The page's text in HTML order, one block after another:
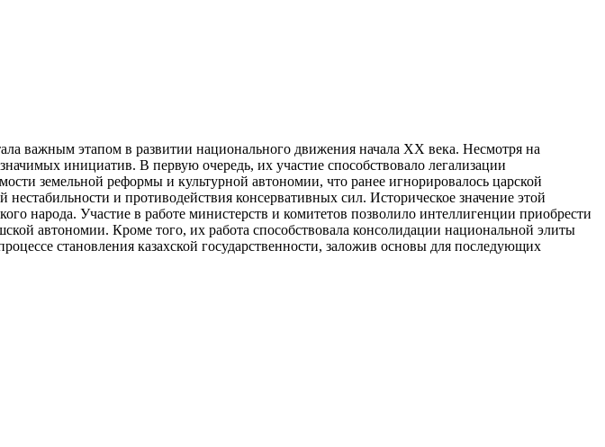
важным этапом в развитии национального движения начала XX века. Несмотря на
инициатив. В первую очередь, их участие способствовало легализации
земельной реформы и культурной автономии, что ранее игнорировалось царской
и противодействия консервативных сил. Историческое значение этой
народа. Участие в работе министерств и комитетов позволило интеллигенции приобрести
автономии. Кроме того, их работа способствовала консолидации национальной элиты
становления казахской государственности, заложив основы для последующих